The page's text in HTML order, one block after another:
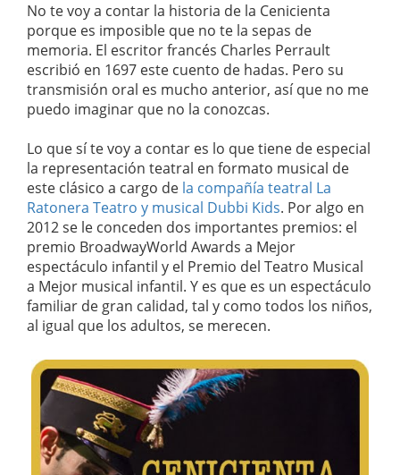
No te voy a contar la historia de la Cenicienta
porque es imposible que no te la sepas de
memoria. El escritor francés Charles Perrault
escribió en 1697 este cuento de hadas. Pero su
transmisión oral es mucho anterior, así que no me
puedo imaginar que no la conozcas.
Lo que sí te voy a contar es lo que tiene de especial
la representación teatral en formato musical de
este clásico a cargo de la compañía teatral La
Ratonera Teatro y musical Dubbi Kids. Por algo en
2012 se le conceden dos importantes premios: el
premio BroadwayWorld Awards a Mejor
espectáculo infantil y el Premio del Teatro Musical
a Mejor musical infantil. Y es que es un espectáculo
familiar de gran calidad, tal y como todos los niños,
al igual que los adultos, se merecen.